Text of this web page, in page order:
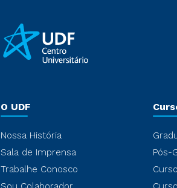
O UDF
Nossa História
Sala de Imprensa
Trabalhe Conosco
Pós-